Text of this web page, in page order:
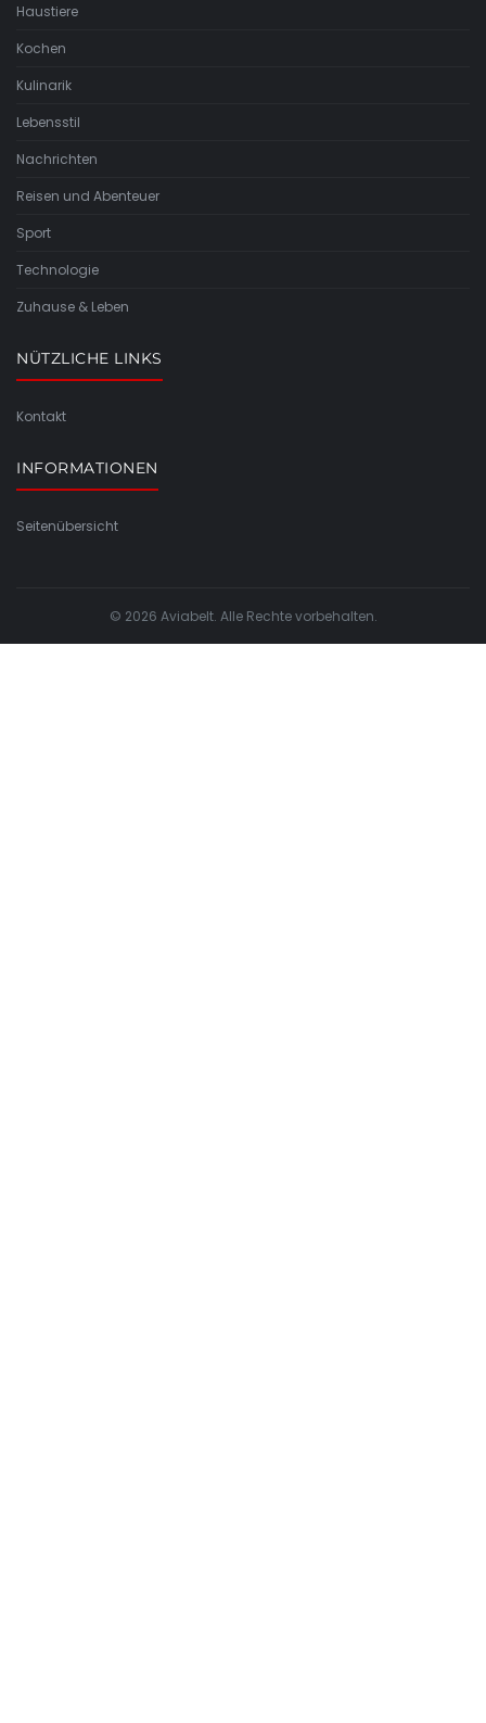
Haustiere
Kochen
Kulinarik
Lebensstil
Nachrichten
Reisen und Abenteuer
Sport
Technologie
Zuhause & Leben
NÜTZLICHE LINKS
Kontakt
INFORMATIONEN
Seitenübersicht
© 2026 Aviabelt. Alle Rechte vorbehalten.